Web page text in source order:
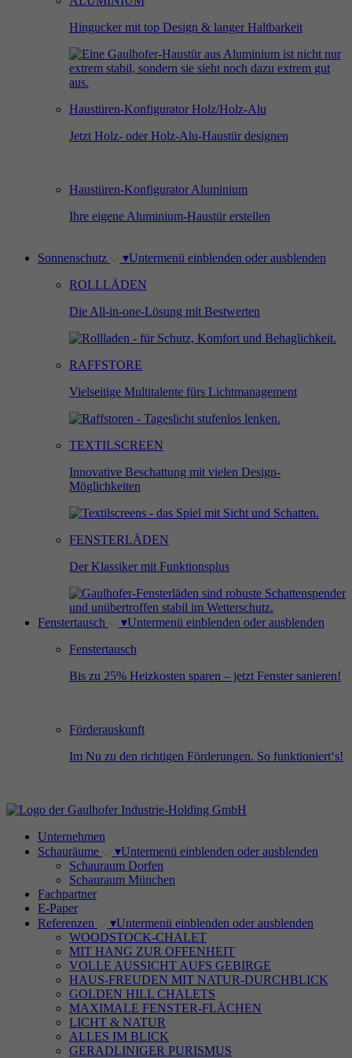
Hingucker mit top Design & langer Haltbarkeit
Haustüren-Konfigurator Holz/Holz-Alu
Jetzt Holz- oder Holz-Alu-Haustür designen
Haustüren-Konfigurator Aluminium
Ihre eigene Aluminium-Haustür erstellen
Sonnenschutz ▾Untermenü einblenden oder ausblenden
ROLLLÄDEN
Die All-in-one-Lösung mit Bestwerten
RAFFSTORE
Vielseitige Multitalente fürs Lichtmanagement
TEXTILSCREEN
Innovative Beschattung mit vielen Design-
Möglichkeiten
FENSTERLÄDEN
Der Klassiker mit Funktionsplus
Fenstertausch ▾Untermenü einblenden oder ausblenden
Fenstertausch
Bis zu 25% Heizkosten sparen – jetzt Fenster sanieren!
Förderauskunft
Im Nu zu den richtigen Förderungen. So funktioniert‘s!
Unternehmen
Schauräume
▾Untermenü einblenden oder ausblenden
Schauraum Dorfen
Schauraum München
Fachpartner
E-Paper
Referenzen
▾Untermenü einblenden oder ausblenden
WOODSTOCK-CHALET
MIT HANG ZUR OFFENHEIT
VOLLE AUSSICHT AUFS GEBIRGE
HAUS-FREUDEN MIT NATUR-DURCHBLICK
GOLDEN HILL CHALETS
MAXIMALE FENSTER-FLÄCHEN
LICHT & NATUR
ALLES IM BLICK
GERADLINIGER PURISMUS